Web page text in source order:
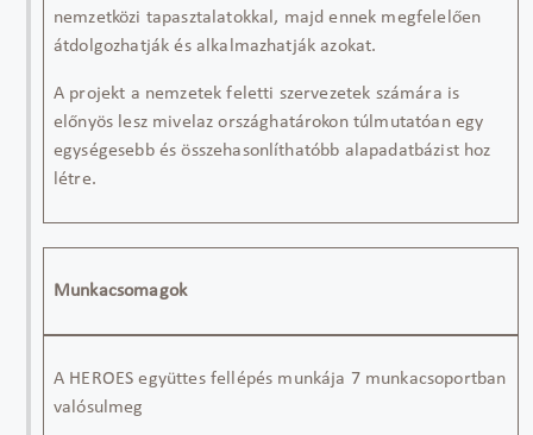
nemzetközi tapasztalatokkal, majd ennek megfelelően
átdolgozhatják és alkalmazhatják azokat.
A projekt a nemzetek feletti szervezetek számára is
előnyös lesz mivel az országhatárokon túlmutatóan egy
egységesebb és összehasonlíthatóbb alapadatbázist hoz
létre.
Munkacsomagok
A HEROESegyüttes fellépés munkája 7 munkacsoportban
valósul meg